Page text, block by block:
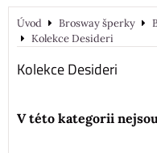
Úvod Brosway šperky
Kolekce Desideri
Kolekce Desideri